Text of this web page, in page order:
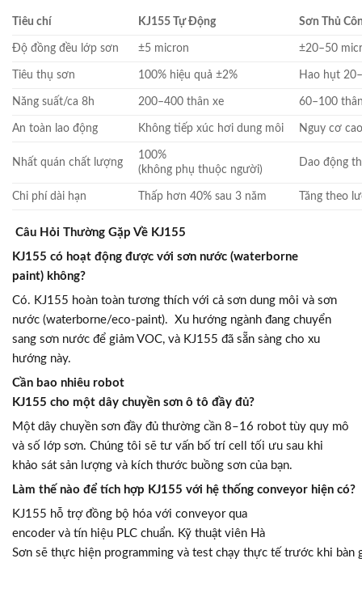
Tiêu chí KJ155 Tự Động Sơn Thủ
Độ đồng đều lớp sơn ±5 micron ±20–50
Tiêu thụ sơn 100% hiệu quả ±2% Hao hụt
Năng suất/ca 8h 200–400 thân xe 60–100
An toàn lao động Không tiếp xúc hơi dung môi Nguy cơ
Nhất quán chất lượng
100%
(không phụ thuộc người)
Dao động
Chi phí dài hạn Thấp hơn 40% sau 3 năm Tăng theo
Câu Hỏi Thường Gặp Về KJ155
KJ155 có hoạt động được với sơn nước (waterborne
paint) không?
Có. KJ155 hoàn toàn tương thích với cả sơn dung môi và sơn
nước (waterborne/eco-paint). Xu hướng ngành đang chuyển
sang sơn nước để giảm VOC, và KJ155 đã sẵn sàng cho xu
hướng này.
Cần bao nhiêu robot
KJ155 cho một dây chuyền sơn ô tô đầy đủ?
Một dây chuyền sơn đầy đủ thường cần 8–16 robot tùy quy mô
và số lớp sơn. Chúng tôi sẽ tư vấn bố trí cell tối ưu sau khi
khảo sát sản lượng và kích thước buồng sơn của bạn.
Làm thế nào để tích hợp KJ155 với hệ thống conveyor hiện có?
KJ155 hỗ trợ đồng bộ hóa với conveyor qua
encoder và tín hiệu PLC chuẩn. Kỹ thuật viên Hà
Sơn sẽ thực hiện programming và test chạy thực tế trước khi bàn